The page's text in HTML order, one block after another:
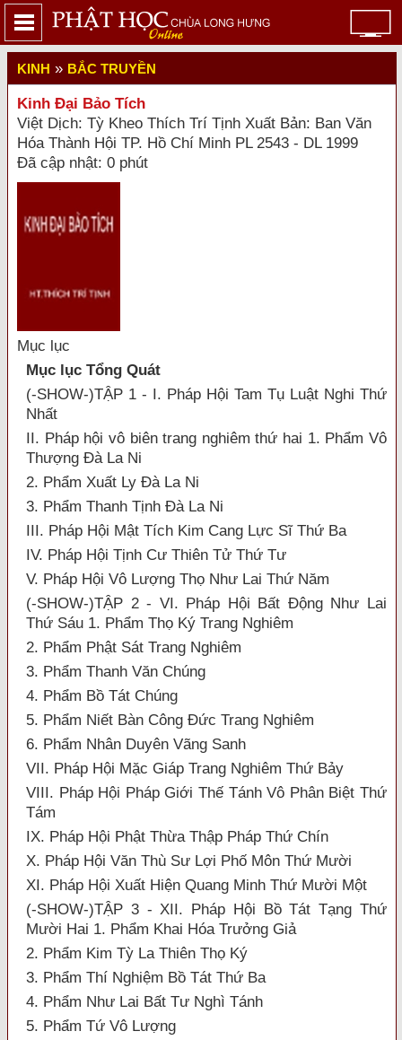
KINH » BẮC TRUYỀN
Kinh Đại Bảo Tích
Việt Dịch: Tỳ Kheo Thích Trí Tịnh Xuất Bản: Ban Văn
Hóa Thành Hội TP. Hồ Chí Minh PL 2543 - DL 1999
Đã cập nhật: 0 phút
Mục lục
Mục lục Tổng Quát
(-SHOW-)TẬP 1 - I. Pháp Hội Tam Tụ Luật Nghi Thứ
Nhất
II. Pháp hội vô biên trang nghiêm thứ hai 1. Phẩm Vô
Thượng Đà La Ni
2. Phẩm Xuất Ly Đà La Ni
3. Phẩm Thanh Tịnh Đà La Ni
III. Pháp Hội Mật Tích Kim Cang Lực Sĩ Thứ Ba
IV. Pháp Hội Tịnh Cư Thiên Tử Thứ Tư
V. Pháp Hội Vô Lượng Thọ Như Lai Thứ Năm
(-SHOW-)TẬP 2 - VI. Pháp Hội Bất Động Như Lai
Thứ Sáu 1. Phẩm Thọ Ký Trang Nghiêm
2. Phẩm Phật Sát Trang Nghiêm
3. Phẩm Thanh Văn Chúng
4. Phẩm Bồ Tát Chúng
5. Phẩm Niết Bàn Công Đức Trang Nghiêm
6. Phẩm Nhân Duyên Vãng Sanh
VII. Pháp Hội Mặc Giáp Trang Nghiêm Thứ Bảy
VIII. Pháp Hội Pháp Giới Thế Tánh Vô Phân Biệt Thứ
Tám
IX. Pháp Hội Phật Thừa Thập Pháp Thứ Chín
X. Pháp Hội Văn Thù Sư Lợi Phố Môn Thứ Mười
XI. Pháp Hội Xuất Hiện Quang Minh Thứ Mười Một
(-SHOW-)TẬP 3 - XII. Pháp Hội Bồ Tát Tạng Thứ
Mười Hai 1. Phẩm Khai Hóa Trưởng Giả
2. Phẩm Kim Tỳ La Thiên Thọ Ký
3. Phẩm Thí Nghiệm Bồ Tát Thứ Ba
4. Phẩm Như Lai Bất Tư Nghì Tánh
5. Phẩm Tứ Vô Lượng